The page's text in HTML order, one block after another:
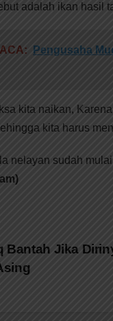
adalah ikan hasil
Pengusaha
kita naikan,
kita harus
nelayan sudah
Bantah Jika